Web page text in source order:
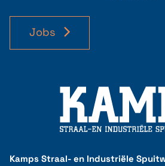
Jobs
Kamps Straal- en Industriële